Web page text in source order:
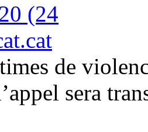
(24
de
sera